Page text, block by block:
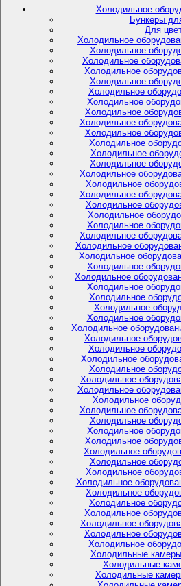
Холодильное
Бункеры
Для
Холодильное
Холодильное
Холодильное
Холодильное
Холодильное
Холодильное
Холодильное
Холодильное
Холодильное
Холодильное
Холодильное
Холодильное
Холодильное
Холодильное
Холодильное
Холодильное
Холодильное
Холодильное
Холодильное
Холодильное
Холодильное
Холодильное
Холодильное
Холодильное
Холодильное
Холодильное
Холодильное
Холодильное
Холодильное
Холодильное
Холодильное
Холодильное
Холодильное
Холодильное
Холодильное
Холодильное
Холодильное
Холодильное
Холодильное
Холодильное
Холодильное
Холодильное
Холодильное
Холодильное
Холодильное
Холодильное
Холодильное
Холодильное
Холодильное
Холодильное
Холодильные
Холодильные
Холодильные